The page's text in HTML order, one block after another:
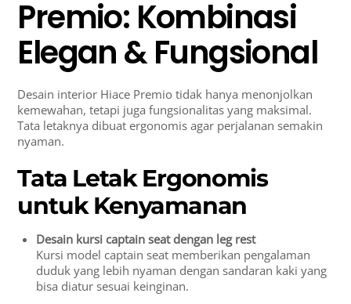
Premio: Kombinasi
Elegan & Fungsional
Desain interior Hiace Premio tidak hanya menonjolkan
kemewahan, tetapi juga fungsionalitas yang maksimal.
Tata letaknya dibuat ergonomis agar perjalanan semakin
nyaman.
Tata Letak Ergonomis
untuk Kenyamanan
Desain kursi captain seat dengan leg rest
Kursi model captain seat memberikan pengalaman
duduk yang lebih nyaman dengan sandaran kaki yang
bisa diatur sesuai keinginan.